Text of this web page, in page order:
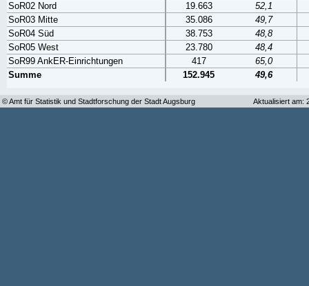
SoR02 Nord
19.663
52,1
SoR03 Mitte
35.086
49,7
SoR04 Süd
38.753
48,8
SoR05 West
23.780
48,4
SoR99 AnkER-Einrichtungen
417
65,0
Summe
152.945 49,6
© Amt für Statistik und Stadtforschung der Stadt Augsburg Aktualisiert am: